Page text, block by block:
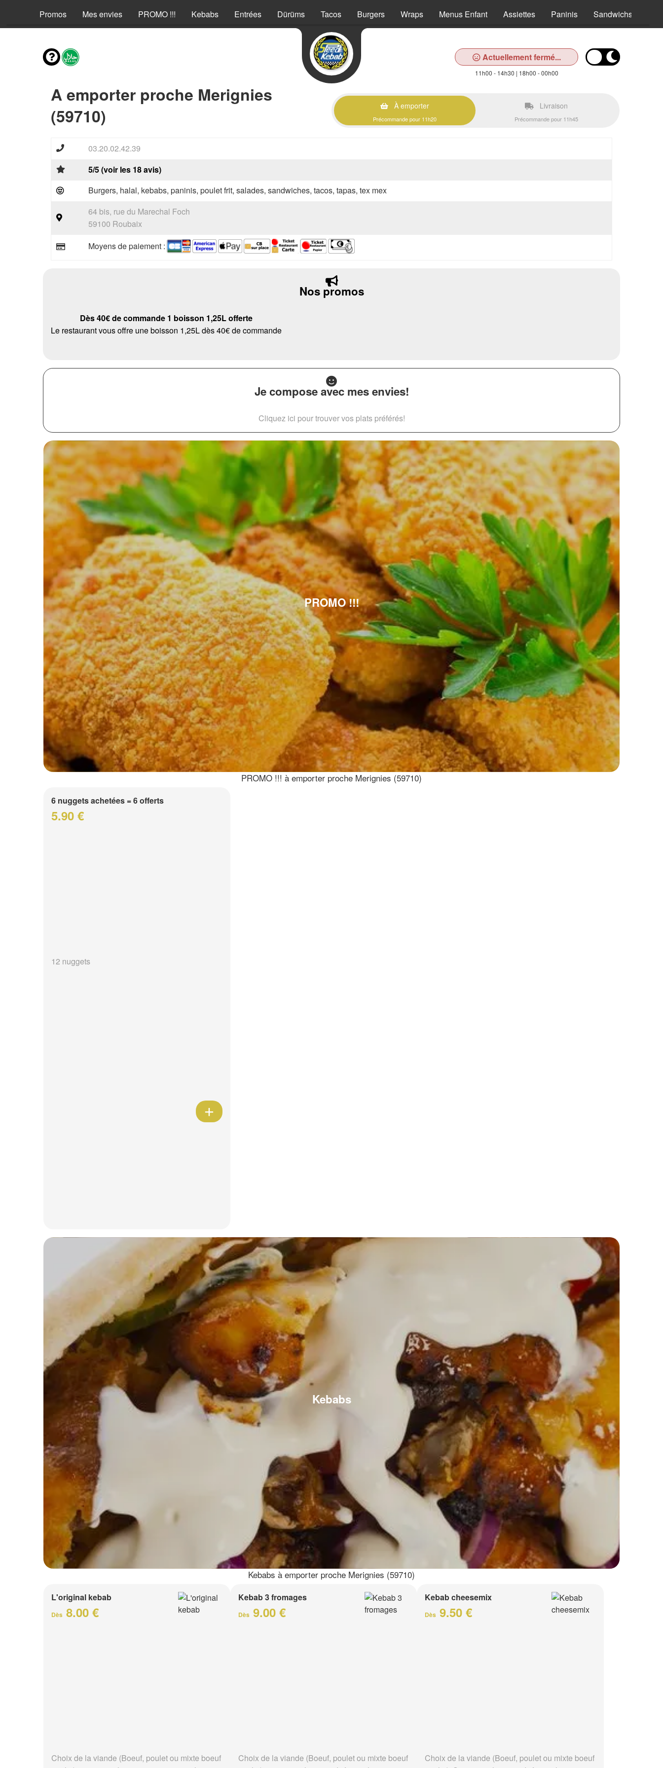
Promos Mes envies PROMO !!! Kebabs Entrées Dürüms Tacos Burgers Wraps Menus Enfant Assiettes Paninis Sandwichs
Actuellement fermé...
11h00 - 14h30 | 18h00 - 00h00
A emporter proche Merignies
(59710)
À emporter
Précommande pour 11h20
Livraison
Précommande pour 11h45
03.20.02.42.39
5/5 (voir les 18 avis)
Burgers, halal, kebabs, paninis, poulet frit, salades, sandwiches, tacos, tapas, tex mex
64 bis, rue du Marechal Foch
59100 Roubaix
Moyens de paiement :
Nos promos
Dès 40€ de commande 1 boisson 1,25L offerte
Le restaurant vous offre une boisson 1,25L dès 40€ de commande
Je compose avec mes envies!
Cliquez ici pour trouver vos plats préférés!
PROMO !!!
PROMO !!! à emporter proche Merignies (59710)
6 nuggets achetées = 6 offerts
5.90 €
12 nuggets
Kebabs
Kebabs à emporter proche Merignies (59710)
L'original kebab
Dès 8.00 €
Choix de la viande (Boeuf, poulet ou mixte boeuf
Kebab 3 fromages
Dès 9.00 €
Choix de la viande (Boeuf, poulet ou mixte boeuf
Kebab cheesemix
Dès 9.50 €
Choix de la viande (Boeuf, poulet ou mixte boeuf